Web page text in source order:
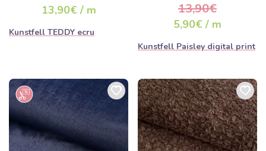
13,90€ / m
Kunstfell TEDDY ecru
13,90€
5,90€ / m
Kunstfell Paisley digital print